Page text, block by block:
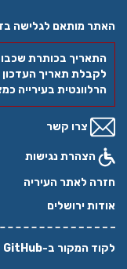
האתר מותאם לגלישה
התאריך בכותרת
לקבלת תאריך העדכון
הרלוונטית בעירייה
צרו קשר
הצהרת נגישות
חזרה לאתר העיריה
אודות ירושלים
לקוד המקור ב-GitHub